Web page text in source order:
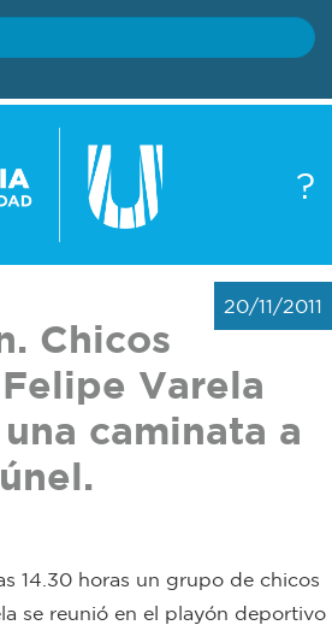
?
20/11/2011
Chicos
Varela
caminata a
14.30 horas un grupo de chicos
se reunió en el playón deportivo